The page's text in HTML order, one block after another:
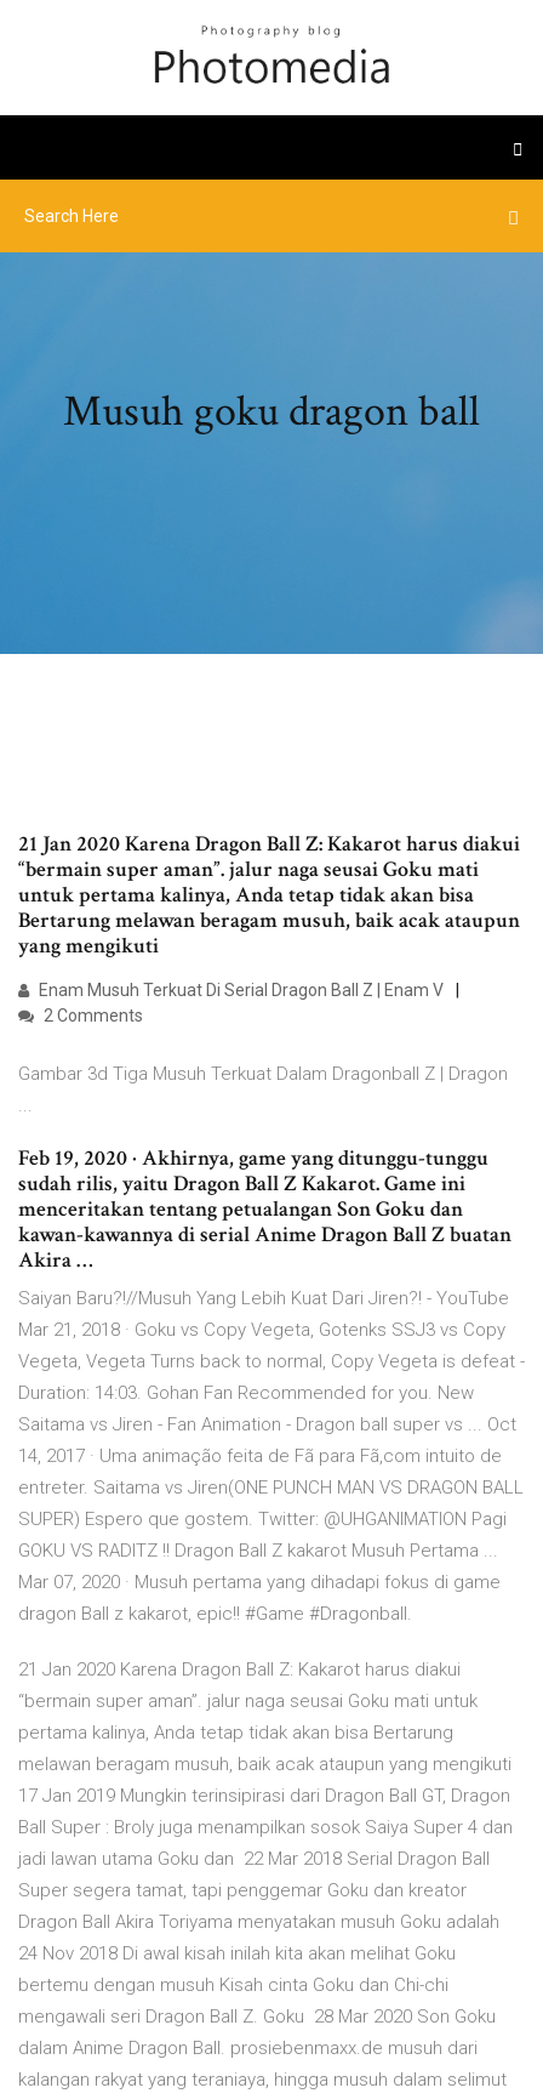
Musuh goku dragon ball
21 Jan 2020 Karena Dragon Ball Z: Kakarot harus diakui
“bermain super aman”. jalur naga seusai Goku mati
untuk pertama kalinya, Anda tetap tidak akan bisa
Bertarung melawan beragam musuh, baik acak ataupun
yang mengikuti
Enam Musuh Terkuat Di Serial Dragon Ball Z | Enam V
2 Comments
Gambar 3d Tiga Musuh Terkuat Dalam Dragonball Z | Dragon
...
Feb 19, 2020 · Akhirnya, game yang ditunggu-tunggu
sudah rilis, yaitu Dragon Ball Z Kakarot. Game ini
menceritakan tentang petualangan Son Goku dan
kawan-kawannya di serial Anime Dragon Ball Z buatan
Akira …
Saiyan Baru?!//Musuh Yang Lebih Kuat Dari Jiren?! - YouTube
Mar 21, 2018 · Goku vs Copy Vegeta, Gotenks SSJ3 vs Copy
Vegeta, Vegeta Turns back to normal, Copy Vegeta is defeat -
Duration: 14:03. Gohan Fan Recommended for you. New
Saitama vs Jiren - Fan Animation - Dragon ball super vs ... Oct
14, 2017 · Uma animação feita de Fã para Fã,com intuito de
entreter. Saitama vs Jiren(ONE PUNCH MAN VS DRAGON BALL
SUPER) Espero que gostem. Twitter: @UHGANIMATION Pagi
GOKU VS RADITZ !! Dragon Ball Z kakarot Musuh Pertama ...
Mar 07, 2020 · Musuh pertama yang dihadapi fokus di game
dragon Ball z kakarot, epic!! #Game #Dragonball.
21 Jan 2020 Karena Dragon Ball Z: Kakarot harus diakui
“bermain super aman”. jalur naga seusai Goku mati untuk
pertama kalinya, Anda tetap tidak akan bisa Bertarung
melawan beragam musuh, baik acak ataupun yang mengikuti
17 Jan 2019 Mungkin terinsipirasi dari Dragon Ball GT, Dragon
Ball Super : Broly juga menampilkan sosok Saiya Super 4 dan
jadi lawan utama Goku dan 22 Mar 2018 Serial Dragon Ball
Super segera tamat, tapi penggemar Goku dan kreator
Dragon Ball Akira Toriyama menyatakan musuh Goku adalah
24 Nov 2018 Di awal kisah inilah kita akan melihat Goku
bertemu dengan musuh Kisah cinta Goku dan Chi-chi
mengawali seri Dragon Ball Z. Goku 28 Mar 2020 Son Goku
dalam Anime Dragon Ball. prosiebenmaxx.de musuh dari
kalangan rakyat yang teraniaya, hingga musuh dalam selimut